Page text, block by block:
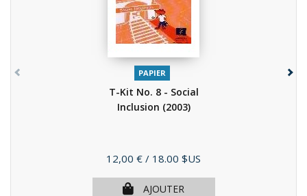
PAPIER
T-Kit No. 8 - Social
Inclusion (2003)
Prix
12,00 € / 18.00 $US
AJOUTER